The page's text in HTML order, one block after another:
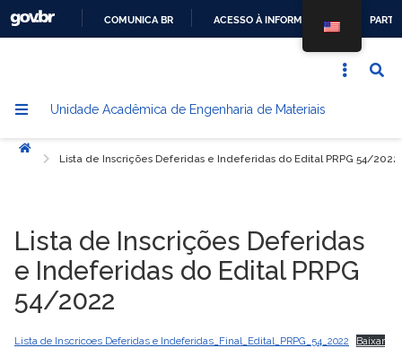
CONTEÚDO
COMUNICA BR ACESSO À INFORMAÇÃO
Unidade Acadêmica de Engenharia de Materiais
Início
Lista de Inscrições Deferidas e Indeferidas do Edital PRPG 54/2022
Lista de Inscrições Deferidas
e Indeferidas do Edital PRPG
54/2022
Lista de Inscricoes Deferidas e Indeferidas_Final_Edital_PRPG_54_2022 Baixar